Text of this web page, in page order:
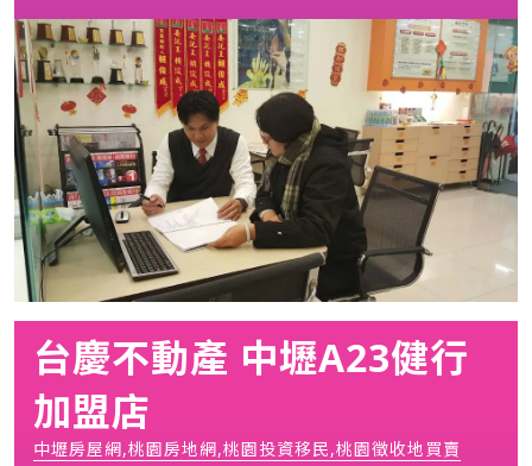
台慶不動產 中壢A23健行
加盟店
中壢房屋網,桃園房地網,桃園投資移民,桃園徵收地買賣